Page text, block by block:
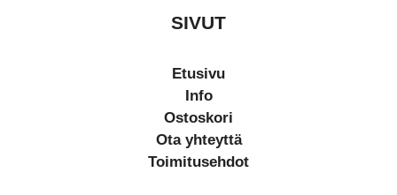
SIVUT
Etusivu
Info
Ostoskori
Ota yhteyttä
Toimitusehdot